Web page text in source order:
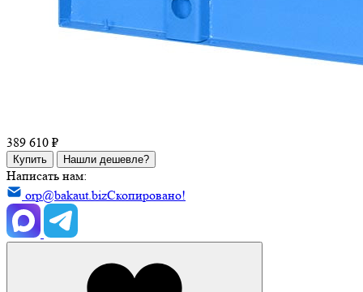
389 610 ₽
Купить Нашли дешевле?
Написать нам:
orp@bakaut.bizСкопировано!